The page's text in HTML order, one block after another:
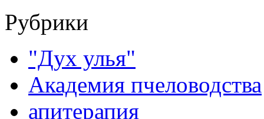
Рубрики
"Дух улья"
Академия пчеловодства
апитерапия